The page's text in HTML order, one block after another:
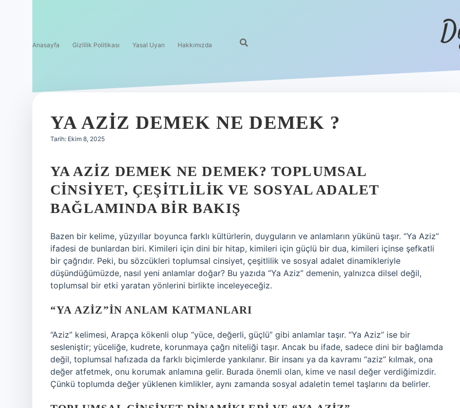
Anasayfa Gizlilik Politikası Yasal Uyarı Hakkımızda
YA AZIZ DEMEK NE DEMEK ?
Tarih: Ekim 8, 2025
YA AZIZ DEMEK NE DEMEK? TOPLUMSAL
CINSIYET, ÇEŞITLILIK VE SOSYAL ADALET
BAĞLAMINDA BIR BAKIŞ
Bazen bir kelime, yüzyıllar boyunca farklı kültürlerin, duyguların ve anlamların yükünü taşır. “Ya Aziz”
ifadesi de bunlardan biri. Kimileri için dini bir hitap, kimileri için güçlü bir dua, kimileri içinse şefkatli
bir çağrıdır. Peki, bu sözcükleri toplumsal cinsiyet, çeşitlilik ve sosyal adalet dinamikleriyle
düşündüğümüzde, nasıl yeni anlamlar doğar? Bu yazıda “Ya Aziz” demenin, yalnızca dilsel değil,
toplumsal bir etki yaratan yönlerini birlikte inceleyeceğiz.
“YA AZIZ”IN ANLAM KATMANLARI
“Aziz” kelimesi, Arapça kökenli olup “yüce, değerli, güçlü” gibi anlamlar taşır. “Ya Aziz” ise bir
sesleniştir; yüceliğe, kudrete, korunmaya çağrı niteliği taşır. Ancak bu ifade, sadece dini bir bağlamda
değil, toplumsal hafızada da farklı biçimlerde yankılanır. Bir insanı ya da kavramı “aziz” kılmak, ona
değer atfetmek, onu korumak anlamına gelir. Burada önemli olan, kime ve nasıl değer verdiğimizdir.
Çünkü toplumda değer yüklenen kimlikler, aynı zamanda sosyal adaletin temel taşlarını da belirler.